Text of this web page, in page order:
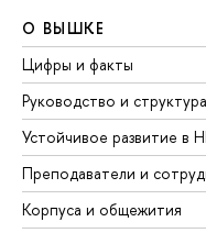
О ВЫШКЕ
Цифры и факты
Руководство и структура
Устойчивое развитие в
Преподаватели и
Корпуса и общежития